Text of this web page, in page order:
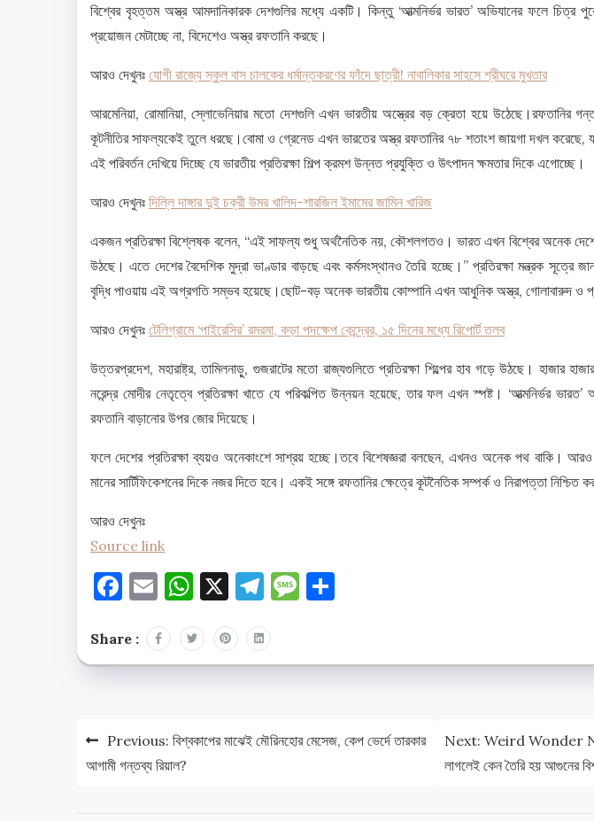
বিশ্বের বৃহত্তম অস্ত্র আমদানিকারক দেশগুলির মধ্যে একটি। কিন্তু ‘আত্মনির্ভর ভারত’ অভিযানের ফলে চিত্র
প্রয়োজন মেটাচ্ছে না, বিদেশেও অস্ত্র রফতানি করছে।
আরও দেখুনঃ যোগী রাজ্যে স্কুল বাস চালকের ধর্মান্তকরণের ফাঁদে ছাত্রী! নাবালিকার সাহসে শ্রীঘরে মুখতার
আরমেনিয়া, রোমানিয়া, স্লোভেনিয়ার মতো দেশগুলি এখন ভারতীয় অস্ত্রের বড় ক্রেতা হয়ে উঠেছে।রফতানির
কূটনীতির সাফল্যকেই তুলে ধরছে।বোমা ও গ্রেনেড এখন ভারতের অস্ত্র রফতানির ৭৮ শতাংশ জায়গা দখল
এই পরিবর্তন দেখিয়ে দিচ্ছে যে ভারতীয় প্রতিরক্ষা শিল্প ক্রমশ উন্নত প্রযুক্তি ও উৎপাদন ক্ষমতার দিকে এগোচ্ছে।
আরও দেখুনঃ দিল্লি দাঙ্গার দুই চক্রী উমর খালিদ-শারজিল ইমামের জামিন খারিজ
একজন প্রতিরক্ষা বিশ্লেষক বলেন, “এই সাফল্য শুধু অর্থনৈতিক নয়, কৌশলগতও। ভারত এখন বিশ্বের অনেক দেশের
উঠছে। এতে দেশের বৈদেশিক মুদ্রা ভাণ্ডার বাড়ছে এবং কর্মসংস্থানও তৈরি হচ্ছে।” প্রতিরক্ষা মন্ত্রক সূত্রে
বৃদ্ধি পাওয়ায় এই অগ্রগতি সম্ভব হয়েছে।ছোট-বড় অনেক ভারতীয় কোম্পানি এখন আধুনিক অস্ত্র, গোলাবারুদ ও
আরও দেখুনঃ টেলিগ্রামে ‘পাইরেসির’ রমরমা, কড়া পদক্ষেপ কেন্দ্রের, ১৫ দিনের মধ্যে রিপোর্ট তলব
উত্তরপ্রদেশ, মহারাষ্ট্র, তামিলনাড়ু, গুজরাটের মতো রাজ্যগুলিতে প্রতিরক্ষা শিল্পের হাব গড়ে উঠছে। হাজার
নরেন্দ্র মোদীর নেতৃত্বে প্রতিরক্ষা খাতে যে পরিকল্পিত উন্নয়ন হয়েছে, তার ফল এখন স্পষ্ট। ‘আত্মনির্ভর
রফতানি বাড়ানোর উপর জোর দিয়েছে।
ফলে দেশের প্রতিরক্ষা ব্যয়ও অনেকাংশে সাশ্রয় হচ্ছে।তবে বিশেষজ্ঞরা বলছেন, এখনও অনেক পথ বাকি।
মানের সার্টিফিকেশনের দিকে নজর দিতে হবে। একই সঙ্গে রফতানির ক্ষেত্রে কূটনৈতিক সম্পর্ক ও নিরাপত্তা নিশ্চিত
আরও দেখুনঃ
Source link
Facebook
EmailWhatsApp
X Telegram
Message
Share :
Post
navigation
Previous: বিশ্বকাপের মাঝেই মৌরিনহোর মেসেজ, কেপ ভের্দে তারকার
আগামী গন্তব্য রিয়াল?
Next: Weird Wonder
লাগলেই কেন তৈরি হয় আগুনের